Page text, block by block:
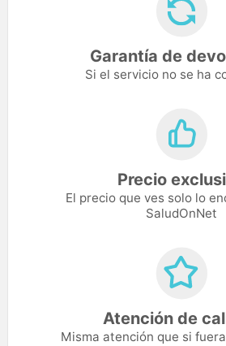
Garantía de
Si el servicio no se ha
Precio
El precio que ves solo lo
SaludOnNet
Atención de
Misma atención que si